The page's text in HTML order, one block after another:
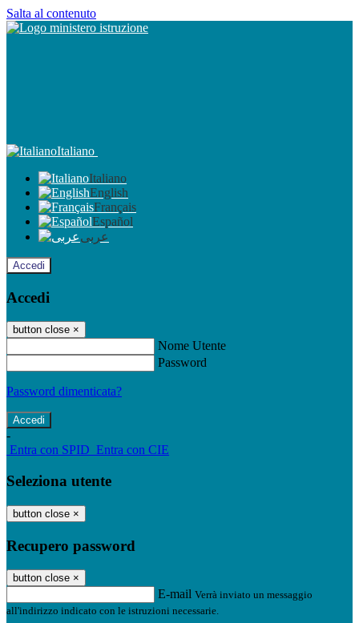
Salta al contenuto
Italiano
Italiano
English
Français
Español
عربى
Accedi
Accedi
button close ×
Nome Utente
Password
Password dimenticata?
-
Entra con SPID Entra con CIE
Seleziona utente
button close ×
Recupero password
button close ×
E-mail Verrà inviato un messaggio
all'indirizzo indicato con le istruzioni necessarie.